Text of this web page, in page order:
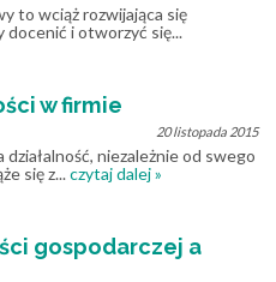
to wciąż rozwijająca się
docenić i otworzyć się...
w firmie
20 listopada 2015
niezależnie od swego
się z...czytaj dalej »
gospodarczej a